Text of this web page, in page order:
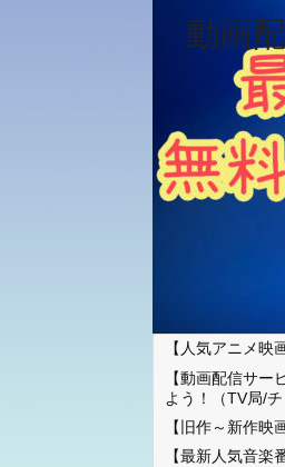
動画
【人気アニメ映
【動画配信サ
よう！（TV局/
【旧作～新作映
【最新人気音楽